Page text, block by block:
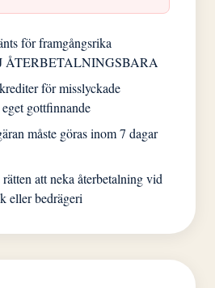
för framgångsrika
ÅTERBETALNINGSBARA
för misslyckade
gottfinnande
måste göras inom 7 dagar
att neka återbetalning vid
eller bedrägeri